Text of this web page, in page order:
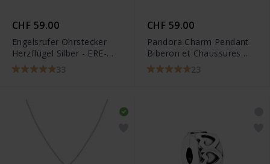
CHF 59.00
Engelsrufer Ohrstecker
Herzflügel Silber - ERE-
LILHEARTWINGS
33
CHF 59.00
Pandora Charm Pendant
Biberon et Chaussures
Bébé - 798106CZ
23